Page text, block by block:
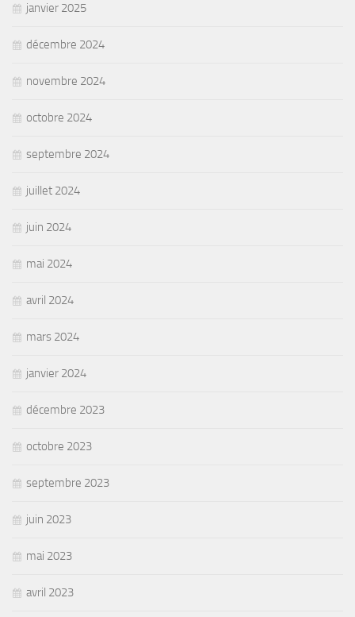
janvier 2025
décembre 2024
novembre 2024
octobre 2024
septembre 2024
juillet 2024
juin 2024
mai 2024
avril 2024
mars 2024
janvier 2024
décembre 2023
octobre 2023
septembre 2023
juin 2023
mai 2023
avril 2023